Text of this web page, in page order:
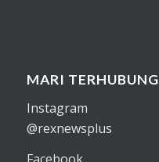
MARI TERHUBUNG
Instagram
@rexnewsplus